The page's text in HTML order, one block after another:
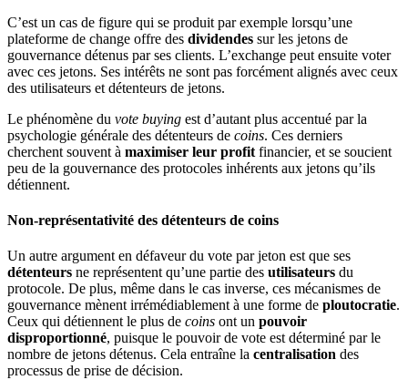
C’est un cas de figure qui se produit par exemple lorsqu’une
plateforme de change offre des dividendes sur les jetons de
gouvernance détenus par ses clients. L’exchange peut ensuite voter
avec ces jetons. Ses intérêts ne sont pas forcément alignés avec ceux
des utilisateurs et détenteurs de jetons.
Le phénomène du vote buying est d’autant plus accentué par la
psychologie générale des détenteurs de coins. Ces derniers
cherchent souvent à maximiser leur profit financier, et se soucient
peu de la gouvernance des protocoles inhérents aux jetons qu’ils
détiennent.
Non-représentativité des détenteurs de coins
Un autre argument en défaveur du vote par jeton est que ses
détenteurs ne représentent qu’une partie des utilisateurs du
protocole. De plus, même dans le cas inverse, ces mécanismes de
gouvernance mènent irrémédiablement à une forme de ploutocratie.
Ceux qui détiennent le plus de coins ont un pouvoir
disproportionné, puisque le pouvoir de vote est déterminé par le
nombre de jetons détenus. Cela entraîne la centralisation des
processus de prise de décision.